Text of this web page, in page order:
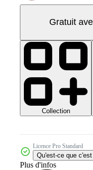
Gratuit
Collection
Licence Pro Standard
Qu'est-ce que
Plus d'infos